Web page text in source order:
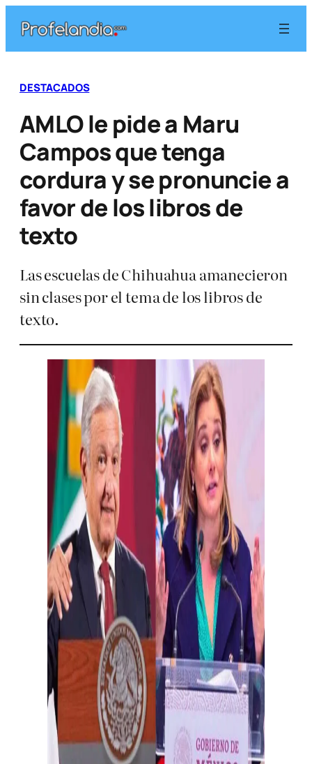
contenido
DESTACADOS
AMLO le pide a Maru
Campos que tenga
cordura y se pronuncie a
favor de los libros de
texto
Las escuelas de Chihuahua amanecieron
sin clases por el tema de los libros de
texto.